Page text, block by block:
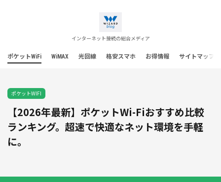
インターネット接続の総合メディア
ポケットWiFi WiMAX 光回線 格安スマホ お得情報 サイトマップ
ポケットWIFI
【2026年最新】ポケットWi-Fiおすすめ比較
ランキング。超速で快適なネット環境を手軽
に。